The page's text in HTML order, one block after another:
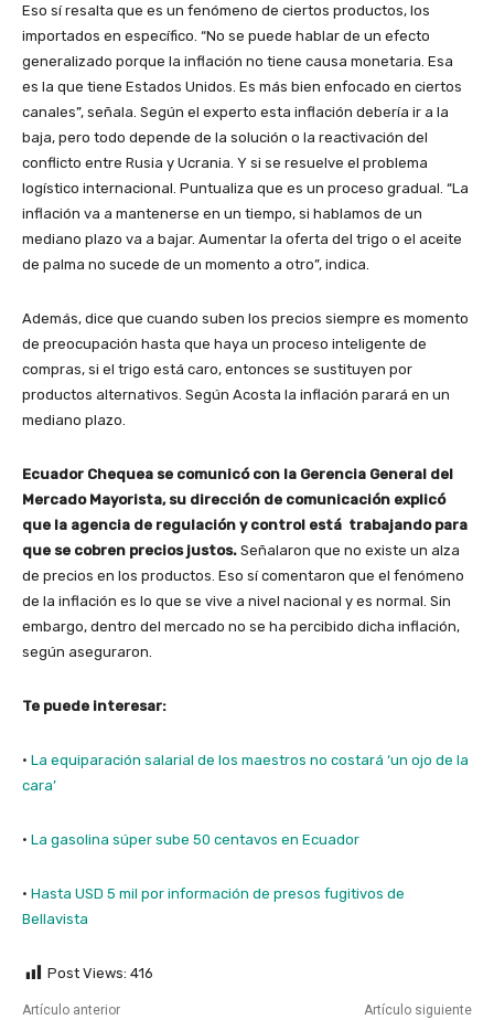
Eso sí resalta que es un fenómeno de ciertos productos, los
importados en específico. “No se puede hablar de un efecto
generalizado porque la inflación no tiene causa monetaria. Esa
es la que tiene Estados Unidos. Es más bien enfocado en ciertos
canales”, señala. Según el experto esta inflación debería ir a la
baja, pero todo depende de la solución o la reactivación del
conflicto entre Rusia y Ucrania. Y si se resuelve el problema
logístico internacional. Puntualiza que es un proceso gradual. “La
inflación va a mantenerse en un tiempo, si hablamos de un
mediano plazo va a bajar. Aumentar la oferta del trigo o el aceite
de palma no sucede de un momento a otro”, indica.
Además, dice que cuando suben los precios siempre es momento
de preocupación hasta que haya un proceso inteligente de
compras, si el trigo está caro, entonces se sustituyen por
productos alternativos. Según Acosta la inflación parará en un
mediano plazo.
Ecuador Chequea se comunicó con la Gerencia General del
Mercado Mayorista, su dirección de comunicación explicó
que la agencia de regulación y control está trabajando para
que se cobren precios justos. Señalaron que no existe un alza
de precios en los productos. Eso sí comentaron que el fenómeno
de la inflación es lo que se vive a nivel nacional y es normal. Sin
embargo, dentro del mercado no se ha percibido dicha inflación,
según aseguraron.
Te puede interesar:
· La equiparación salarial de los maestros no costará ‘un ojo de la
cara’
· La gasolina súper sube 50 centavos en Ecuador
· Hasta USD 5 mil por información de presos fugitivos de
Bellavista
Post Views: 416
Artículo anterior Artículo siguiente